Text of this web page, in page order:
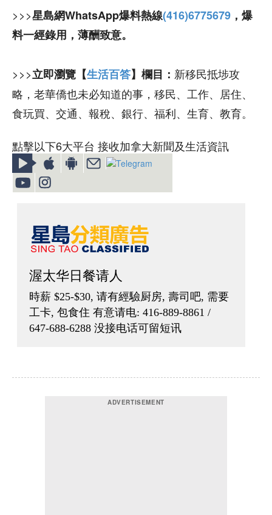
>>>星島網WhatsApp爆料熱線(416)6775679 ，爆
料一經錄用，薄酬致意。
>>>立即瀏覽【生活百答】欄目： 新移民抵埗攻
略，老華僑也未必知道的事，移民、工作、居住、
食玩買、交通、報稅、銀行、福利、生育、教育。
點擊以下6大平台 接收加拿大新聞及生活資訊